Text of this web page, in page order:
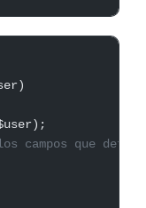
campos que